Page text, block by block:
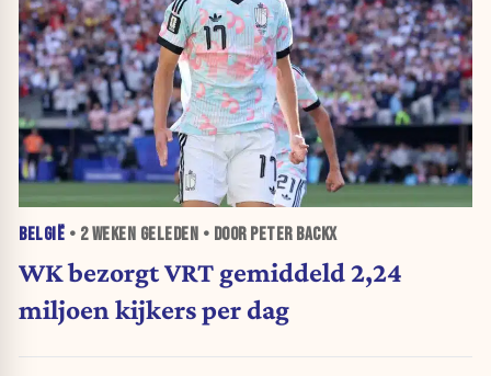
BELGIË • 2 WEKEN GELEDEN • DOOR PETER BACKX
WK bezorgt VRT gemiddeld 2,24
miljoen kijkers per dag